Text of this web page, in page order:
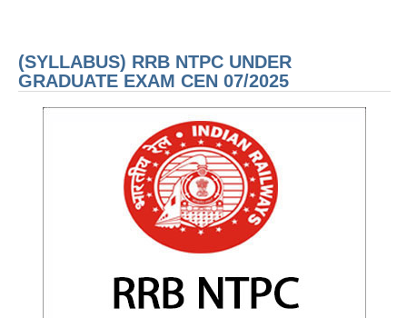
(SYLLABUS) RRB NTPC UNDER
GRADUATE EXAM CEN 07/2025